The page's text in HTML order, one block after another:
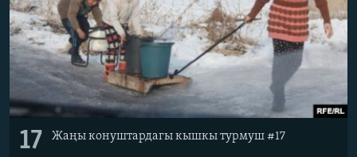
17 Жаңы конуштардагы кышкы турмуш #17